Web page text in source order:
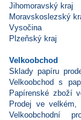
Jihomoravský kraj
Moravskoslezský
Vysočina
Plzeňský kraj
Velkoobchod
Sklady papíru
Velkoobchod s
Papírenské zboží
Prodej ve velkém
Velkoobchodní